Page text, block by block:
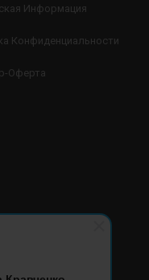
Информация
Конфиденциальности
Оферта